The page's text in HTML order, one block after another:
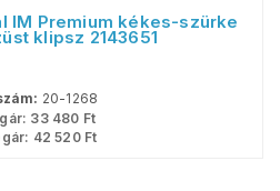
IM Premium kékes-szürke
klipsz 2143651
20-1268
33 480 Ft
42 520Ft